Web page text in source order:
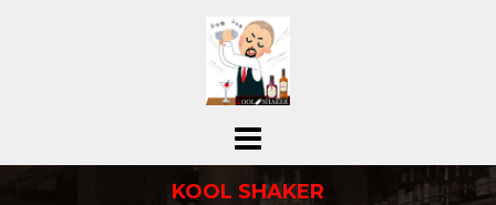
ス
KOOL SHAKER